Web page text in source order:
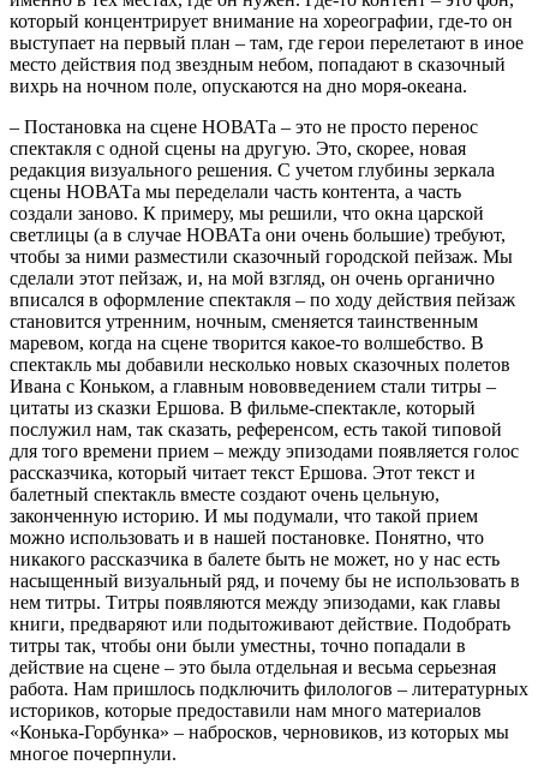
который концентрирует внимание на хореографии, где-то он
выступает на первый план – там, где герои перелетают в иное
место действия под звездным небом, попадают в сказочный
вихрь на ночном поле, опускаются на дно моря-океана.
– Постановка на сцене НОВАТа – это не просто перенос
спектакля с одной сцены на другую. Это, скорее, новая
редакция визуального решения. С учетом глубины зеркала
сцены НОВАТа мы переделали часть контента, а часть
создали заново. К примеру, мы решили, что окна царской
светлицы (а в случае НОВАТа они очень большие) требуют,
чтобы за ними разместили сказочный городской пейзаж. Мы
сделали этот пейзаж, и, на мой взгляд, он очень органично
вписался в оформление спектакля – по ходу действия пейзаж
становится утренним, ночным, сменяется таинственным
маревом, когда на сцене творится какое-то волшебство. В
спектакль мы добавили несколько новых сказочных полетов
Ивана с Коньком, а главным нововведением стали титры –
цитаты из сказки Ершова. В фильме-спектакле, который
послужил нам, так сказать, референсом, есть такой типовой
для того времени прием – между эпизодами появляется голос
рассказчика, который читает текст Ершова. Этот текст и
балетный спектакль вместе создают очень цельную,
законченную историю. И мы подумали, что такой прием
можно использовать и в нашей постановке. Понятно, что
никакого рассказчика в балете быть не может, но у нас есть
насыщенный визуальный ряд, и почему бы не использовать в
нем титры. Титры появляются между эпизодами, как главы
книги, предваряют или подытоживают действие. Подобрать
титры так, чтобы они были уместны, точно попадали в
действие на сцене – это была отдельная и весьма серьезная
работа. Нам пришлось подключить филологов – литературных
историков, которые предоставили нам много материалов
«Конька-Горбунка» – набросков, черновиков, из которых мы
многое почерпнули.